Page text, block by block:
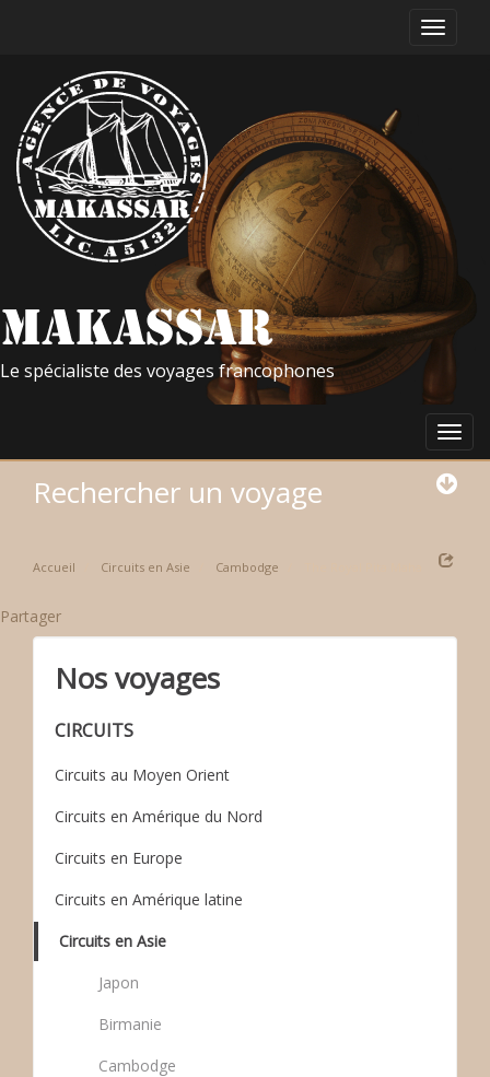
Le spécialiste des voyages francophones
Rechercher un voyage
Accueil Circuits en Asie Cambodge
Partager
Nos voyages
CIRCUITS
Circuits au Moyen Orient
Circuits en Amérique du Nord
Circuits en Europe
Circuits en Amérique latine
Circuits en Asie
Japon
Birmanie
Cambodge